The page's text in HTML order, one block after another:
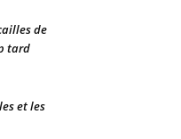
de
tard
et les